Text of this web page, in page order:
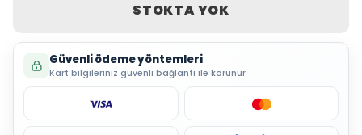
STOKTA YOK
Güvenli ödeme yöntemleri
Kart bilgileriniz güvenli bağlantı ile korunur